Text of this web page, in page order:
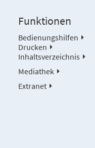
Funktionen
Bedienungshilfen
Drucken
Inhaltsverzeichnis
Mediathek
Extranet